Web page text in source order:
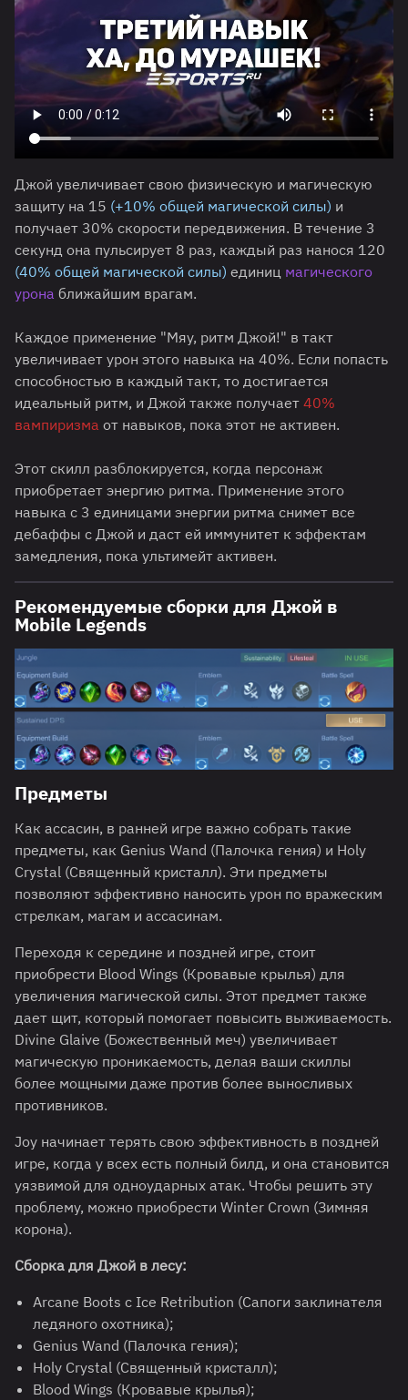
Джой увеличивает свою физическую и магическую
защиту на 15 (+10% общей магической силы) и
получает 30% скорости передвижения. В течение 3
секунд она пульсирует 8 раз, каждый раз нанося 120
(40% общей магической силы) единиц магического
урона ближайшим врагам.
Каждое применение "Мяу, ритм Джой!" в такт
увеличивает урон этого навыка на 40%. Если попасть
способностью в каждый такт, то достигается
идеальный ритм, и Джой также получает 40%
вампиризма от навыков, пока этот не активен.
Этот скилл разблокируется, когда персонаж
приобретает энергию ритма. Применение этого
навыка с 3 единицами энергии ритма снимет все
дебаффы с Джой и даст ей иммунитет к эффектам
замедления, пока ультимейт активен.
Рекомендуемые сборки для Джой в
Mobile Legends
Предметы
Как ассасин, в ранней игре важно собрать такие
предметы, как Genius Wand (Палочка гения) и Holy
Crystal (Священный кристалл). Эти предметы
позволяют эффективно наносить урон по вражеским
стрелкам, магам и ассасинам.
Переходя к середине и поздней игре, стоит
приобрести Blood Wings (Кровавые крылья) для
увеличения магической силы. Этот предмет также
дает щит, который помогает повысить выживаемость.
Divine Glaive (Божественный меч) увеличивает
магическую проникаемость, делая ваши скиллы
более мощными даже против более выносливых
противников.
Joy начинает терять свою эффективность в поздней
игре, когда у всех есть полный билд, и она становится
уязвимой для одноударных атак. Чтобы решить эту
проблему, можно приобрести Winter Crown (Зимняя
корона).
Сборка для Джой в лесу:
Arcane Boots с Ice Retribution (Сапоги заклинателя
ледяного охотника);
Genius Wand (Палочка гения);
Holy Crystal (Священный кристалл);
Blood Wings (Кровавые крылья);